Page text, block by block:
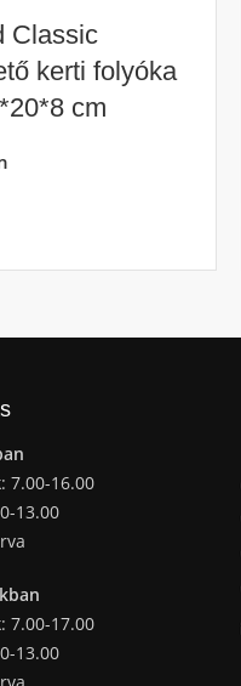
Classic
kerti folyóka
cm
7.00-16.00
13.00
7.00-17.00
13.00